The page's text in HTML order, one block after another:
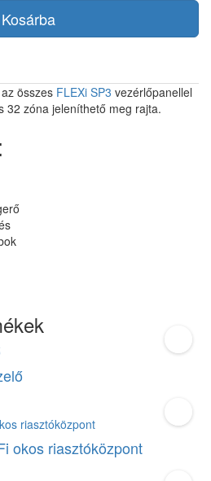
Kosárba
összes FLEXi SP3 vezérlőpanellel
32 zóna jeleníthető meg rajta.
okos riasztóközpont